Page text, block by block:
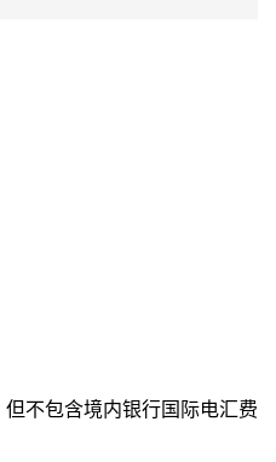
不包含境内银行国际电汇费